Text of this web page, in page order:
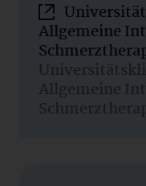
Allgemeine
Allgemeine